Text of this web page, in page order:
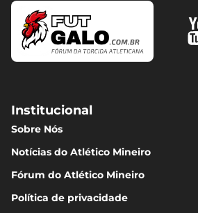
Institucional
Sobre Nós
Notícias do Atlético Mineiro
Fórum do Atlético Mineiro
Política de privacidade